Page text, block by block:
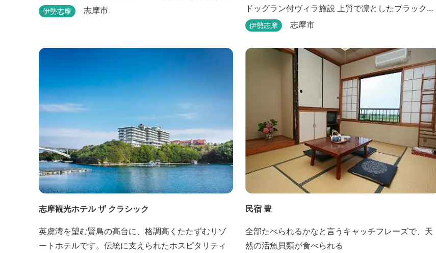
た、伊勢志摩店限定クレープ「伊勢茶ティラミス」
ープやドリンク種類も豊富ですので、伊勢志摩旅行
の際にはぜひお立ち寄りいただければと思います。
伊勢志摩 志摩市
ドッグラン付ヴィラ施設 上質で凛としたブラックカ
ラーのデザインの佇まいに、プライベート感溢れる
フロント。 颯爽とした広いプライベートドッグラン
と青色に輝く英虞湾を眺める最高のロケーション。 ▸
インクルーシブサービスのお部屋入...
伊勢志摩 志摩市
志摩観光ホテル ザ クラシック
英虞湾を望む賢島の高台に、格調高くたたずむリゾ
ートホテルです。伝統に支えられたホスピタリティ
民宿 豊
全部たべられるかなと言うキャッチフレーズで、天
然の活魚貝類が食べられる